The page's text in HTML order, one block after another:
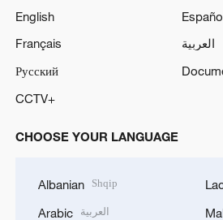
English
Français
العربية
Русский
CCTV+
CHOOSE YOUR LANGUAGE
Albanian Shqip
Arabic العربية